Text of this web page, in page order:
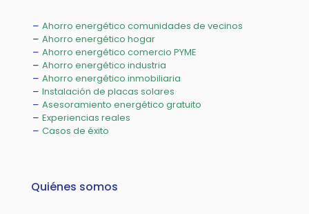
Ahorro energético comunidades de vecinos
Ahorro energético hogar
Ahorro energético comercio PYME
Ahorro energético industria
Ahorro energético inmobiliaria
Instalación de placas solares
Asesoramiento energético gratuito
Experiencias reales
Casos de éxito
Quiénes somos